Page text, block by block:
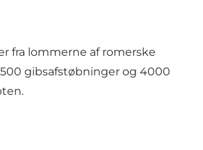
fra lommerne af romerske
gibsafstøbninger og 4000